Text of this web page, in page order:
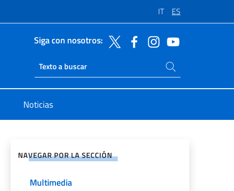
IT ES
Siga con nosotros:
Ricerca sito live
Buscar en el sitio
Noticias
NAVEGAR POR LA SECCIÓN
Multimedia